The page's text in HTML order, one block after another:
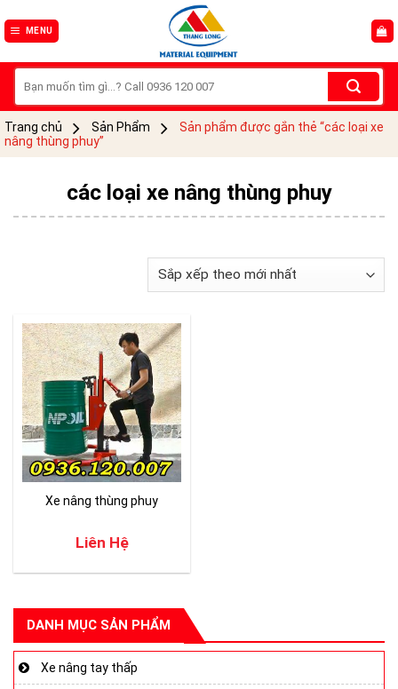
to
MENU
kiếm:
Trang chủ Sản Phẩm
Sản phẩm được gắn thẻ “các loại xe
nâng thùng phuy”
DANH MỤC SẢN PHẨM
Xe nâng tay thấp
các loại xe nâng thùng phuy
Xe nâng thùng phuy
Liên Hệ